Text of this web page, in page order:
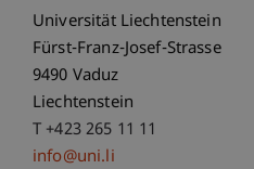
Universität Liechtenstein
Fürst-Franz-Josef-Strasse
9490 Vaduz
Liechtenstein
T +423 265 11 11
info@uni.li